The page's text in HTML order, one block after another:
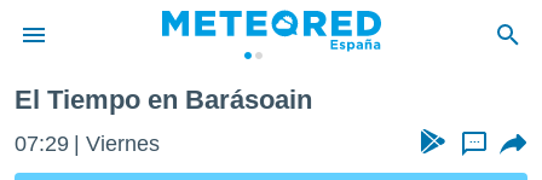
de
El Tiempo en Barásoain
07:29 Viernes ...